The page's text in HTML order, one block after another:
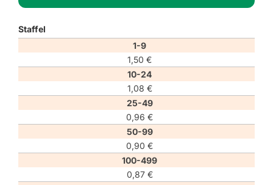
Menge
Staffel
1-9
1,50 €
10-24
1,08 €
25-49
0,96 €
50-99
0,90 €
100-499
0,87 €